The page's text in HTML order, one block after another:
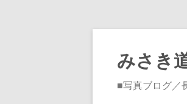
みさき
■写真ブログ／